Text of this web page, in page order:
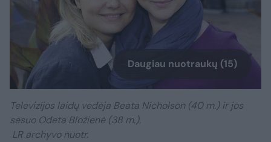
Daugiau nuotraukų (15)
Televizijos laidų vedėja Beata Nicholson (40 m.) ir jos
sesuo Odeta Bložienė (38 m.).
LR archyvo nuotr.